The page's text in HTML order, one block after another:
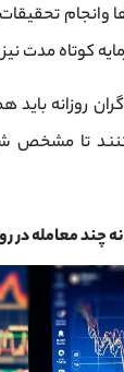
وانجام
کوتاه مدت
روزانه
تا مشخص
چند معامله در